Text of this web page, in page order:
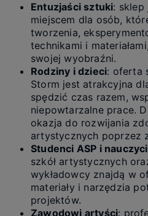
Entuzjaści sztuki: sklep
miejscem dla osób,
tworzenia,
technikami i
swojej wyobraźni.
Rodziny i dzieci: oferta
Storm jest atrakcyjna
spędzić czas razem,
niepowtarzalne prace.
okazja do rozwijania
artystycznych poprzez
Studenci ASP i
szkół artystycznych
wykładowcy znajdą w
materiały i narzędzia
projektów.
Zawodowi artyści: